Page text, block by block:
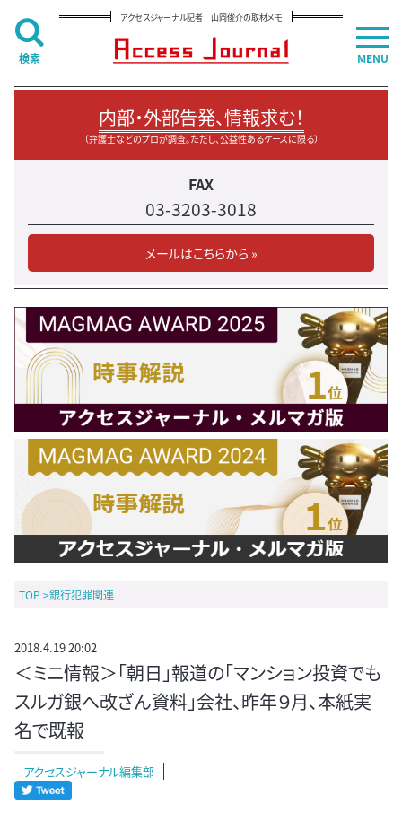
アクセスジャーナル記者 山岡俊介の取材メモ
内部・外部告発、情報求む！
（弁護士などのプロが調査。ただし、公益性あるケースに限る）
FAX
03-3203-3018
メールはこちらから »
TOP >銀行犯罪関連
2018.4.19 20:02
＜ミニ情報＞「朝日」報道の「マンション投資でも
スルガ銀へ改ざん資料」会社、昨年９月、本紙実
名で既報
アクセスジャーナル編集部
MENU
検索